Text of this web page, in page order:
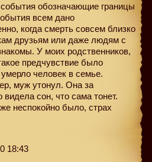
обозначающие границы
всем дано
когда смерть совсем близко
друзьям или даже людям с
У моих родственников,
предчувствие было
человек в семье.
муж утонул. Она за
видела сон, что сама тонет.
неспокойно было, страх
18:43